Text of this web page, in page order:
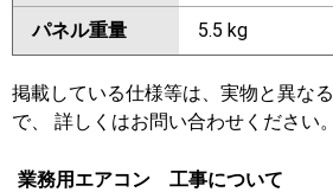
パネル重量 5.5 kg
掲載している仕様等は、実物と異な
で、 詳しくはお問い合わせください。
業務用エアコン 工事について